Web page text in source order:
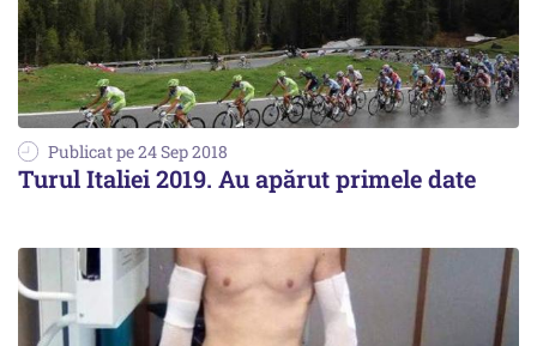
Publicat pe 24 Sep 2018
Turul Italiei 2019. Au apărut primele date